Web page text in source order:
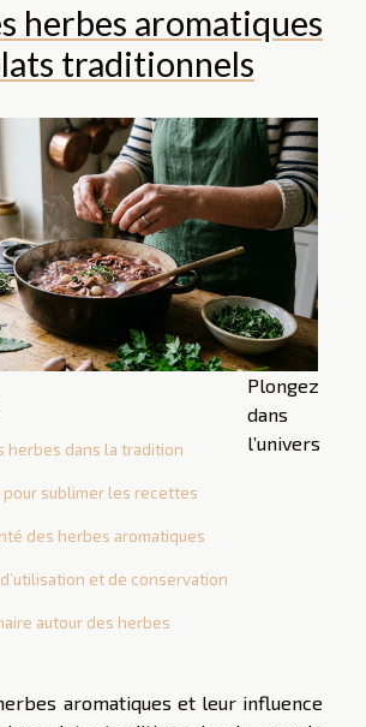
herbes aromatiques
traditionnels
herbes dans la tradition
pour sublimer les recettes
des herbes aromatiques
et de conservation
autour des herbes
Plongez
dans
l’univers
aromatiques et leur influence